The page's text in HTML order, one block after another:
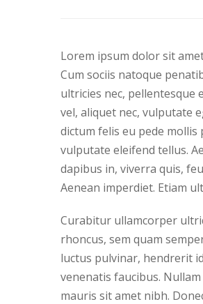
Lorem ipsum dolor sit
Cum sociis natoque
ultricies nec, pellentesque
vel, aliquet nec, vulputate
dictum felis eu pede
vulputate eleifend tellus.
dapibus in, viverra quis,
Aenean imperdiet. Etiam
Curabitur ullamcorper
rhoncus, sem quam
luctus pulvinar, hendrerit
venenatis faucibus.
mauris sit amet nibh.